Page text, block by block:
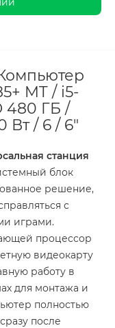
MT / i5-
480 ГБ /
Вт / 6 / 6"
станция
блок
решение,
с
играми.
процессор
видеокарту
работу в
для монтажа и
полностью
после